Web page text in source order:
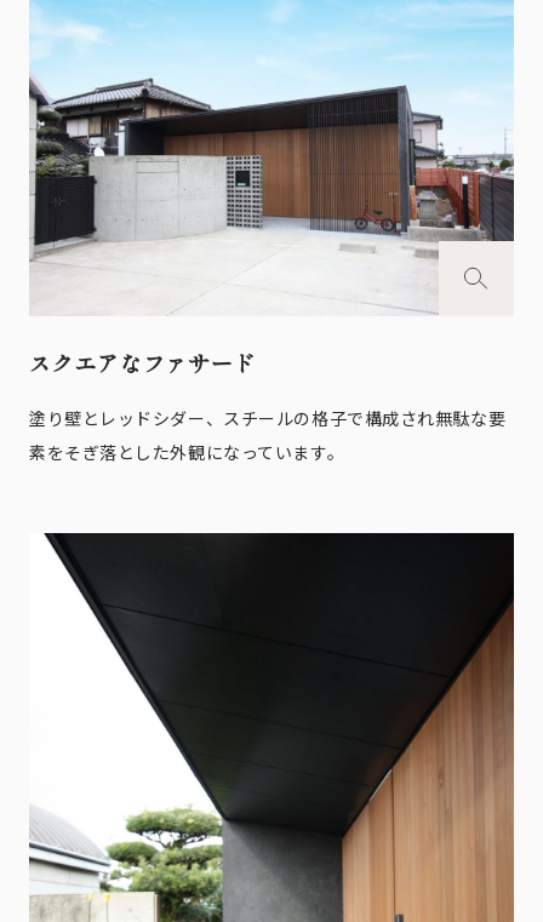
スクエアなファサード
塗り壁とレッドシダー、スチールの格子で構成され無駄な要
素をそぎ落とした外観になっています。